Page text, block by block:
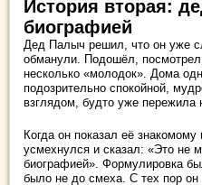
История вторая:
биографией
Дед Палыч решил, что он уже
обманули. Подошёл,
несколько «молодок». Дома
подозрительно спокойной,
взглядом, будто уже пережила
Когда он показал её знакомому
усмехнулся и сказал: «Это не
биографией». Формулировка
было не до смеха. С тех пор он